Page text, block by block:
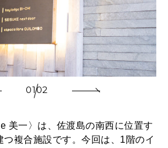
0102
美一〉は、佐渡島の南西に位置す
つ複合施設です。今回は、1階のイ